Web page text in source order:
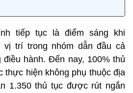
tiếp tục là điểm sáng khi
vị trí trong nhóm dẫn đầu cả
hành. Đến nay, 100% thủ
thực hiện không phụ thuộc địa
1.350 thủ tục được rút ngắn